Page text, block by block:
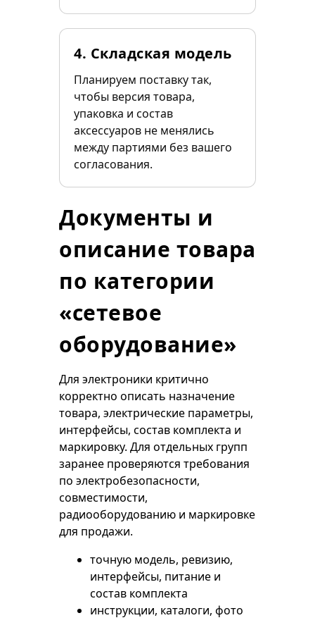
4. Складская модель
Планируем поставку так,
чтобы версия товара,
упаковка и состав
аксессуаров не менялись
между партиями без вашего
согласования.
Документы и
описание товара
по категории
«сетевое
оборудование»
Для электроники критично
корректно описать назначение
товара, электрические параметры,
интерфейсы, состав комплекта и
маркировку. Для отдельных групп
заранее проверяются требования
по электробезопасности,
совместимости,
радиооборудованию и маркировке
для продажи.
точную модель, ревизию,
интерфейсы, питание и
состав комплекта
инструкции, каталоги, фото